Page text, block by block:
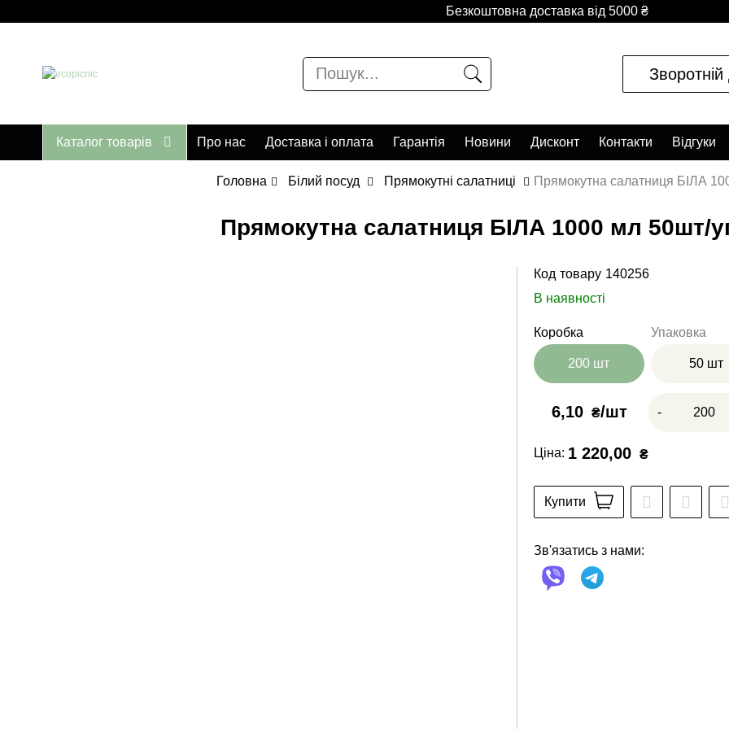
Безкоштовна доставка від 5000 ₴
Зворотній
Каталог товарів Про нас Доставка і оплата Гарантія Новини Дисконт Контакти Відгуки
Головна Білий посуд Прямокутні салатниці Прямокутна салатниця БІЛА
Прямокутна салатниця БІЛА 1000 мл 50шт/
Код товару 140256
В наявності
Коробка
200 шт
Упаковка
50 шт
6,10 ₴ -
Ціна: 1 220,00 ₴
Купити
Зв'язатись з нами: